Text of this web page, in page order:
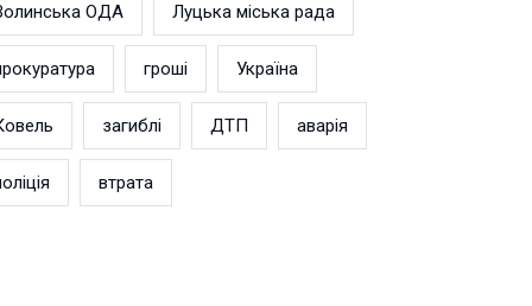
ОДА Луцька міська рада
гроші Україна
загиблі ДТП аварія
втрата